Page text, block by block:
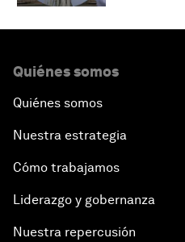
Quiénes somos
Quiénes somos
Nuestra estrategia
Cómo trabajamos
Liderazgo y gobernanza
Nuestra repercusión